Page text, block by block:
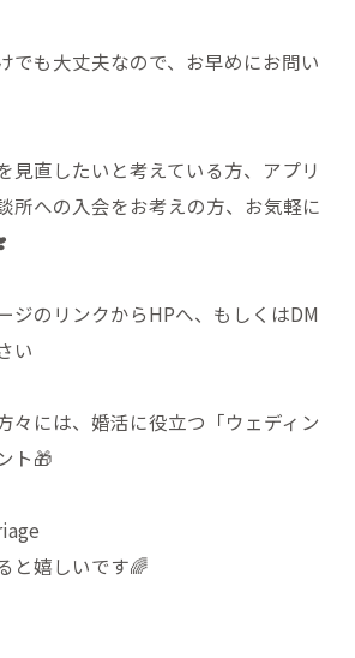
でも大丈夫なので、お早めにお問い
見直したいと考えている方、アプリ
所への入会をお考えの方、お気軽に
ジのリンクからHPへ、もしくはDM
い
々には、婚活に役立つ「ウェディン
ト🎁
と嬉しいです🌈